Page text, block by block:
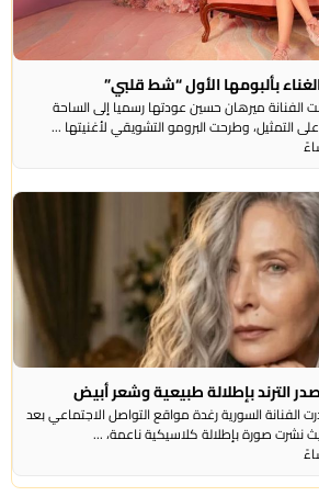
بألبومها الأول “شط قلبي”
ميرهان حسين عودتها رسميا إلى الساحة
التمثيل، وطرحت البرومو التشويقي لأغنيتها ...
الترند بإطلالة طبيعية وشعر أبيض
السورية رغدة مواقع التواصل الاجتماعي بعد
نشرت صورة بإطلالة كلاسيكية ناعمة، ...